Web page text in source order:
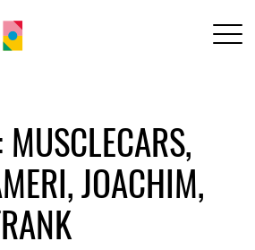
JOACHIM,